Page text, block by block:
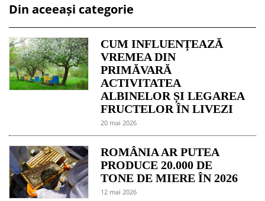
Din aceeași categorie
CUM INFLUENȚEAZĂ
VREMEA DIN
PRIMĂVARĂ
ACTIVITATEA
ALBINELOR ȘI LEGAREA
FRUCTELOR ÎN LIVEZI
20 mai 2026
ROMÂNIA AR PUTEA
PRODUCE 20.000 DE
TONE DE MIERE ÎN 2026
12 mai 2026